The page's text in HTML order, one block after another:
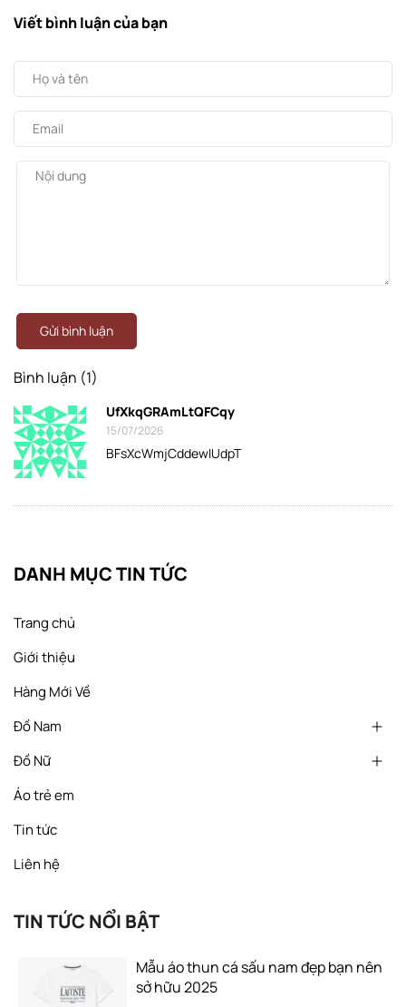
DANH MỤC TIN TỨC
Trang chủ
Giới thiệu
Hàng Mới Về
Đồ Nam
Đồ Nữ
Áo trẻ em
Tin tức
Liên hệ
TIN TỨC NỔI BẬT
Mẫu áo thun cá sấu nam đẹp bạn nên
sở hữu 2025
Viết bình luận của bạn
Gửi bình luận
Bình luận (1)
UfXkqGRAmLtQFCqy
15/07/2026
BFsXcWmjCddewIUdpT